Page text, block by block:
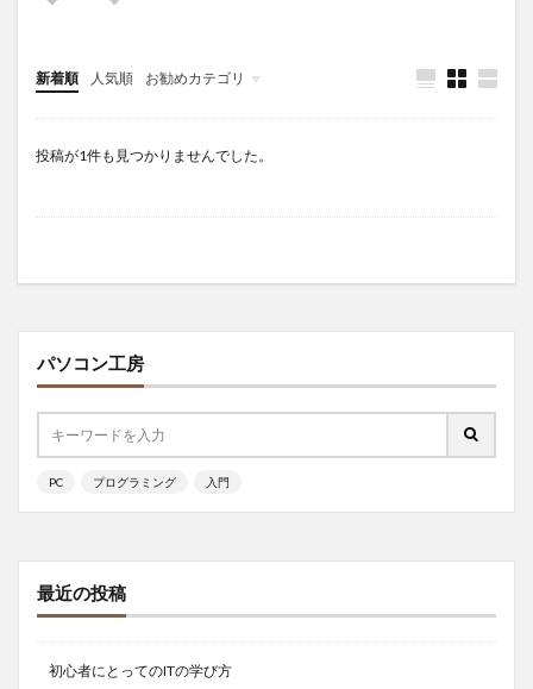
新着順 人気順 お勧めカテゴリ
Infomation
投稿が1件も見つかりませんでした。
パソコン工房
PC プログラミング 入門
最近の投稿
初心者にとってのITの学び方